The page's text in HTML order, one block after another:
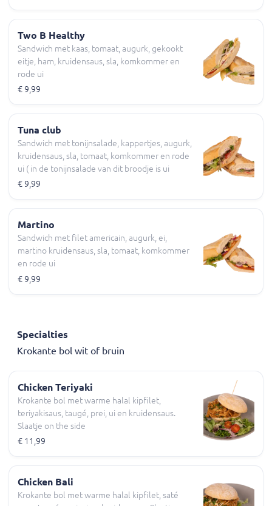
Two B Healthy
Sandwich met kaas, tomaat, augurk, gekookt
eitje, ham, kruidensaus, sla, komkommer en
rode ui
€ 9,99
Tuna club
Sandwich met tonijnsalade, kappertjes, augurk,
kruidensaus, sla, tomaat, komkommer en rode
ui ( in de tonijnsalade van dit broodje is ui
verwerkt )
€ 9,99
Martino
Sandwich met filet americain, augurk, ei,
martino kruidensaus, sla, tomaat, komkommer
en rode ui
€ 9,99
Specialties
Krokante bol wit of bruin
Chicken Teriyaki
Krokante bol met warme halal kipfilet,
teriyakisaus, taugé, prei, ui en kruidensaus.
Slaatje on the side
€ 11,99
Chicken Bali
Krokante bol met warme halal kipfilet, saté